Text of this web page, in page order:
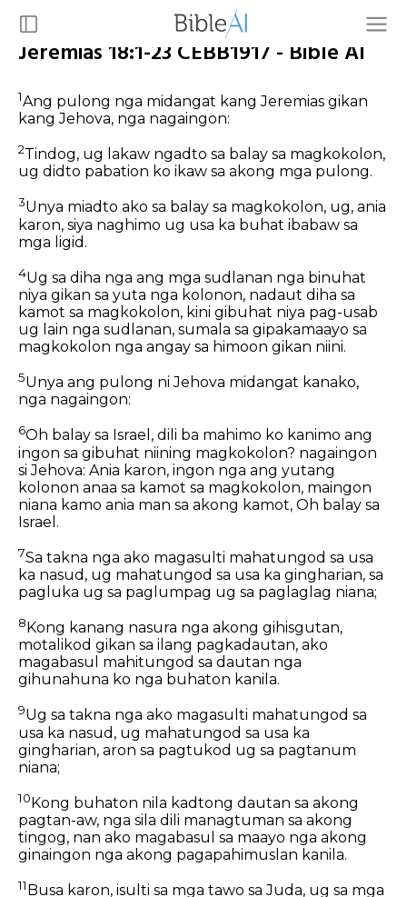
Jeremias 18:1-23 CEBB1917 - Bible AI
1Ang pulong nga midangat kang Jeremias gikan
kang Jehova, nga nagaingon:
2Tindog, ug lakaw ngadto sa balay sa magkokolon,
ug didto pabation ko ikaw sa akong mga pulong.
3Unya miadto ako sa balay sa magkokolon, ug, ania
karon, siya naghimo ug usa ka buhat ibabaw sa
mga ligid.
4Ug sa diha nga ang mga sudlanan nga binuhat
niya gikan sa yuta nga kolonon, nadaut diha sa
kamot sa magkokolon, kini gibuhat niya pag-usab
ug lain nga sudlanan, sumala sa gipakamaayo sa
magkokolon nga angay sa himoon gikan niini.
5Unya ang pulong ni Jehova midangat kanako,
nga nagaingon:
6Oh balay sa Israel, dili ba mahimo ko kanimo ang
ingon sa gibuhat niining magkokolon? nagaingon
si Jehova: Ania karon, ingon nga ang yutang
kolonon anaa sa kamot sa magkokolon, maingon
niana kamo ania man sa akong kamot, Oh balay sa
Israel.
7Sa takna nga ako magasulti mahatungod sa usa
ka nasud, ug mahatungod sa usa ka gingharian, sa
pagluka ug sa paglumpag ug sa paglaglag niana;
8 Kong kanang nasura nga akong gihisgutan,
motalikod gikan sa ilang pagkadautan, ako
magabasul mahitungod sa dautan nga
gihunahuna ko nga buhaton kanila.
9Ug sa takna nga ako magasulti mahatungod sa
usa ka nasud, ug mahatungod sa usa ka
gingharian, aron sa pagtukod ug sa pagtanum
niana;
10Kong buhaton nila kadtong dautan sa akong
pagtan-aw, nga sila dili managtuman sa akong
tingog, nan ako magabasul sa maayo nga akong
ginaingon nga akong pagapahimuslan kanila.
11 Busa karon, isulti sa mga tawo sa Juda, ug sa mga